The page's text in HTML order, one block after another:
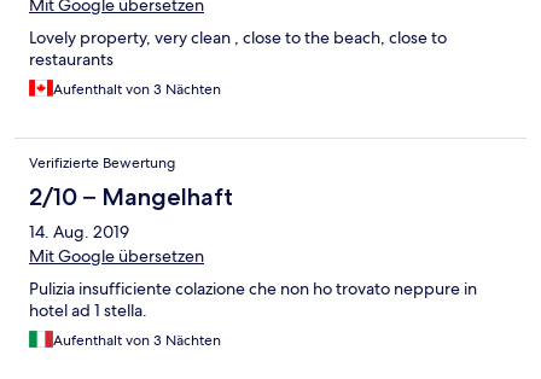
Mit Google übersetzen
Lovely property, very clean , close to the beach, close to
restaurants
Aufenthalt von 3 Nächten
Verifizierte Bewertung
2/10 – Mangelhaft
14. Aug. 2019
Mit Google übersetzen
Pulizia insufficiente colazione che non ho trovato neppure in
hotel ad 1 stella.
Aufenthalt von 3 Nächten